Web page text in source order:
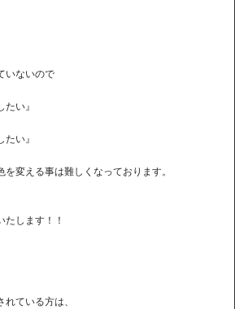
いないので
い』
い』
変える事は難しくなっております。
たします！！
ている方は、